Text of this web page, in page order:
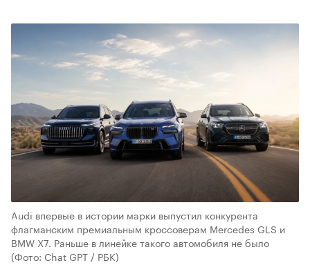
Audi впервые в истории марки выпустил конкурента
флагманским премиальным кроссоверам Mercedes GLS и
BMW X7. Раньше в линейке такого автомобиля не было
(Фото: Chat GPT / РБК)